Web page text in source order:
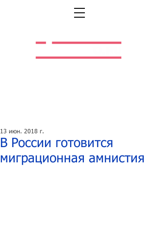
В России готовится
миграционная амнистия
13 июн. 2018 г.